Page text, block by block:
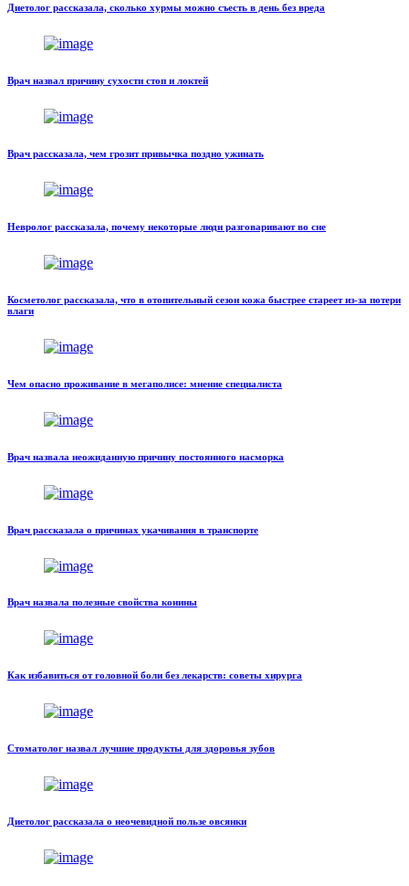
Диетолог рассказала, сколько хурмы можно съесть в день без вреда
Врач назвал причину сухости стоп и локтей
Врач рассказала, чем грозит привычка поздно ужинать
Невролог рассказала, почему некоторые люди разговаривают во сне
Косметолог рассказала, что в отопительный сезон кожа быстрее стареет из-за потери
влаги
Чем опасно проживание в мегаполисе: мнение специалиста
Врач назвала неожиданную причину постоянного насморка
Врач рассказала о причинах укачивания в транспорте
Врач назвала полезные свойства конины
Как избавиться от головной боли без лекарств: советы хирурга
Стоматолог назвал лучшие продукты для здоровья зубов
Диетолог рассказала о неочевидной пользе овсянки